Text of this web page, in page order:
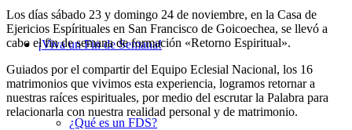
¡Viva un Fin de Semana!
¿Qué es un FDS?
Los días sábado 23 y domingo 24 de noviembre, en la Casa de
Ejericios Espírituales en San Francisco de Goicoechea, se llevó a
cabo el fin de semana de formación «Retorno Espiritual».
Guiados por el compartir del Equipo Eclesial Nacional, los 16
matrimonios que vivimos esta experiencia, logramos retornar a
nuestras raíces espirituales, por medio del escrutar la Palabra para
relacionarla con nuestra realidad personal y de matrimonio.